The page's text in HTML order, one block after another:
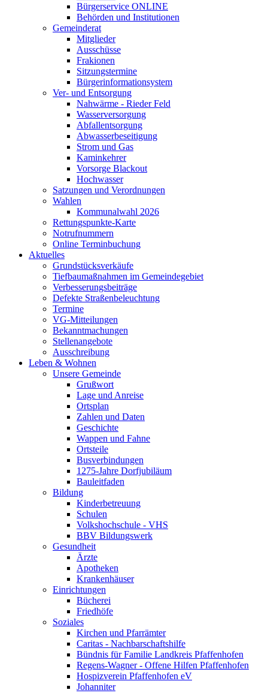
Bürgerservice ONLINE
Behörden und Institutionen
Gemeinderat
Mitglieder
Ausschüsse
Frakionen
Sitzungstermine
Bürgerinformationsystem
Ver- und Entsorgung
Nahwärme - Rieder Feld
Wasserversorgung
Abfallentsorgung
Abwasserbeseitigung
Strom und Gas
Kaminkehrer
Vorsorge Blackout
Hochwasser
Satzungen und Verordnungen
Wahlen
Kommunalwahl 2026
Rettungspunkte-Karte
Notrufnummern
Online Terminbuchung
Aktuelles
Grundstücksverkäufe
Tiefbaumaßnahmen im Gemeindegebiet
Verbesserungsbeiträge
Defekte Straßenbeleuchtung
Termine
VG-Mitteilungen
Bekanntmachungen
Stellenangebote
Ausschreibung
Leben & Wohnen
Unsere Gemeinde
Grußwort
Lage und Anreise
Ortsplan
Zahlen und Daten
Geschichte
Wappen und Fahne
Ortsteile
Busverbindungen
1275-Jahre Dorfjubiläum
Bauleitfaden
Bildung
Kinderbetreuung
Schulen
Volkshochschule - VHS
BBV Bildungswerk
Gesundheit
Ärzte
Apotheken
Krankenhäuser
Einrichtungen
Bücherei
Friedhöfe
Soziales
Kirchen und Pfarrämter
Caritas - Nachbarschaftshilfe
Bündnis für Familie Landkreis Pfaffenhofen
Regens-Wagner - Offene Hilfen Pfaffenhofen
Hospizverein Pfaffenhofen eV
Johanniter